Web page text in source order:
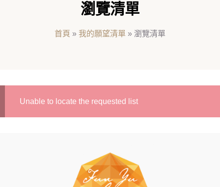
瀏覽清單
首頁 » 我的願望清單 » 瀏覽清單
Unable to locate the requested list